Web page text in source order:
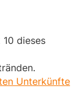
dieses
Unterkünfte